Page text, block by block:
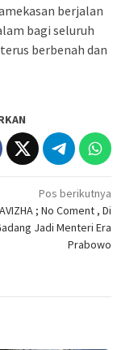
berjalan
bagi seluruh
berbenah dan
Pos berikutnya
; No Coment , Di
Jadi Menteri Era
Prabowo